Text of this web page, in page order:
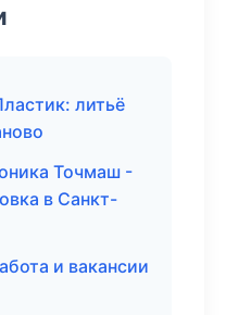
литьё
Точмаш -
в Санкт-
и вакансии